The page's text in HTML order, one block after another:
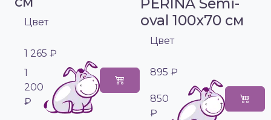
Цвет
1 265 ₽
1
200
₽
PERINA Semi-
oval 100х70 см
Цвет
895 ₽
850
₽